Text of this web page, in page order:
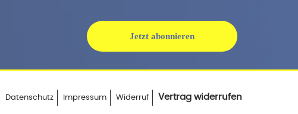
Datenschutz Impressum Widerruf Vertrag widerrufen